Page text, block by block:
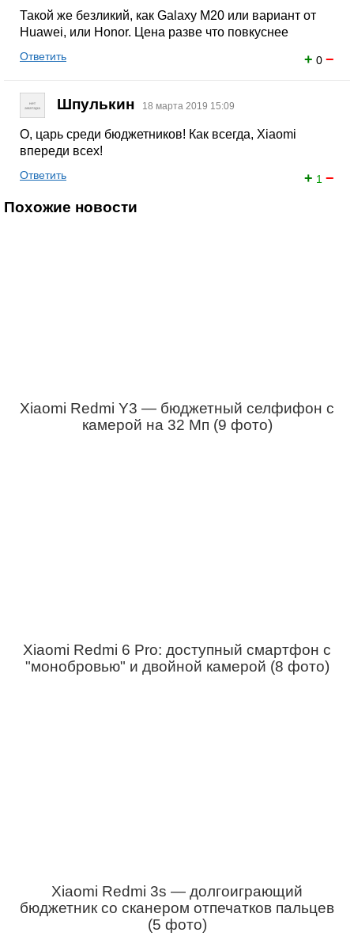
Такой же безликий, как Galaxy M20 или вариант от
Huawei, или Honor. Цена разве что повкуснее
+ 0 −
Ответить
Шпулькин 18 марта 2019 15:09
О, царь среди бюджетников! Как всегда, Xiaomi
впереди всех!
+ 1 −
Ответить
Похожие новости
Xiaomi Redmi Y3 — бюджетный селфифон с
камерой на 32 Мп (9 фото)
Xiaomi Redmi 6 Pro: доступный смартфон с
"монобровью" и двойной камерой (8 фото)
Xiaomi Redmi 3s — долгоиграющий
бюджетник со сканером отпечатков пальцев
(5 фото)